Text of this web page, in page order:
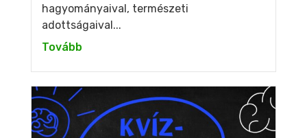
hagyományaival, természeti
adottságaival...
Tovább